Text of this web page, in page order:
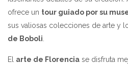
ofrece un tour guiado por su
sus valiosas colecciones de arte y
de Boboli
El arte de Florencia se disfruta